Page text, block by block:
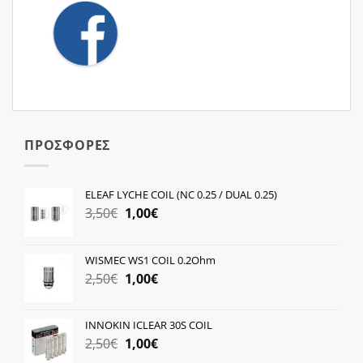
ΠΡΟΣΦΟΡΕΣ
ELEAF LYCHE COIL (NC 0.25 / DUAL 0.25)
3,50€ Original
3,50€.
1,00€Η
είναι:
1,00€.
WISMEC WS1 COIL 0.2Ohm
2,50€ Original
2,50€.
1,00€Η
είναι:
1,00€.
INNOKIN ICLEAR 30S COIL
2,50€ Original
1,00€Η